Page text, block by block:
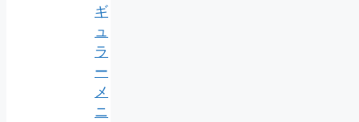
ギ
ュ
ラ
ー
メ
ニ